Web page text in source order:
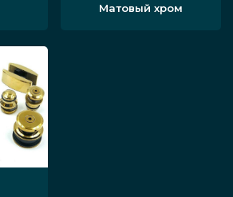
Матовый хром